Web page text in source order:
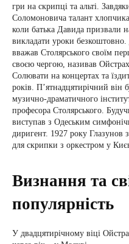
гри на скрипці та альті.
Соломоновича талант
коли батька Давида призвали
викладати уроки
вважав Столярського своїм
своєю чергою, називав
Солювати на концертах та
років. П’ятнадцятирічний він
музично-драматичного
професора Столярського.
виступав з Одеським
диригент. 1927 року Глазунов
для скрипки з оркестром у
Визнання та
популярність
У двадцятирічному віці